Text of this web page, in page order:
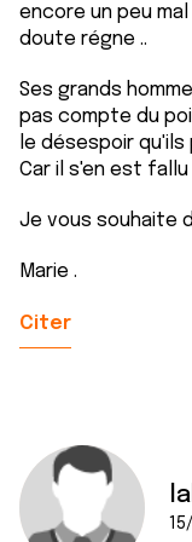
encore un peu
doute régne ..
Ses grands
pas compte du
le désespoir
Car il s'en est fallu
Je vous souhaite
Marie .
Citer